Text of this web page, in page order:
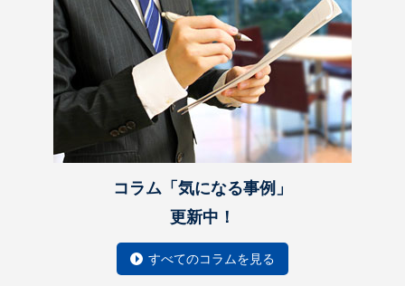
コラム「気になる事例」
更新中！
すべてのコラムを見る